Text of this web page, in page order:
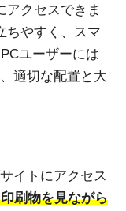
アクセスできま
ちやすく、スマ
ユーザーには
適切な配置と大
イトにアクセス
刷物を見ながら